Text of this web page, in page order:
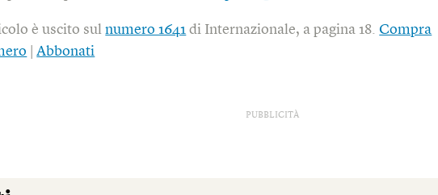
è uscito sulnumero 1641 di Internazionale, a pagina 18.Compra
Abbonati
PUBBLICITÀ